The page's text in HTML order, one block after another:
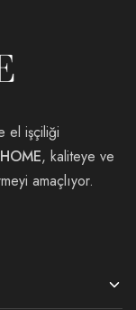
el işçiliği
, kaliteye ve
amaçlıyor.